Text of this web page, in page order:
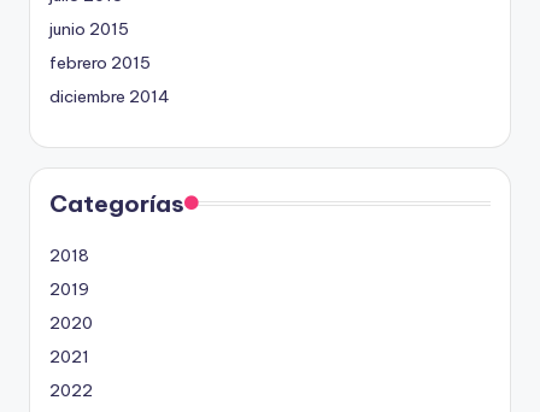
junio 2015
febrero 2015
diciembre 2014
Categorías
2018
2019
2020
2021
2022